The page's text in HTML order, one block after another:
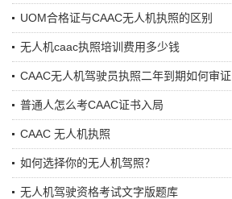
UOM合格证与CAAC无人机执照的区别
无人机caac执照培训费用多少钱
CAAC无人机驾驶员执照二年到期如何审证
普通人怎么考CAAC证书入局
CAAC 无人机执照
如何选择你的无人机驾照？
无人机驾驶资格考试文字版题库